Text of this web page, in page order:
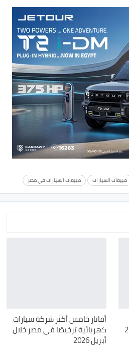
مبيعات السيارات مبيعات السيارات في مصر
أفاتار خامس أكثر شركة سيارات
كهربائية ترخيصًا في مصر خلال
أبريل 2026